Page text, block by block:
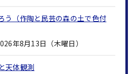
う（作陶と民芸の森の土で色付
年8月13日（木曜日）
天体観測